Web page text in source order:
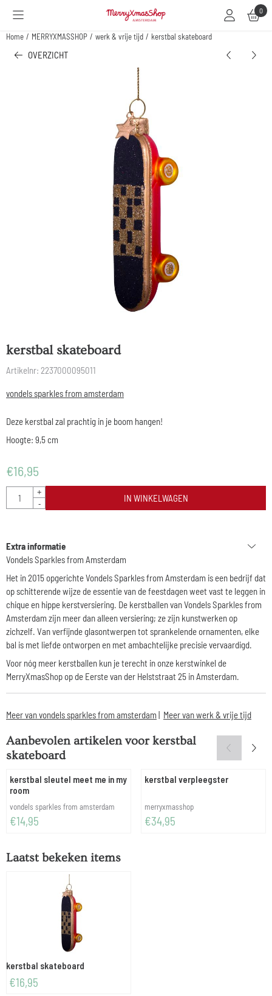
Cookievoorkeuren zijn beschikbaar. Kies instellingen of sta alle cookies toe.0
Home / MERRYXMASSHOP / werk & vrije tijd / kerstbal skateboard
OVERZICHT
kerstbal skateboard
Artikelnr: 2237000095011
vondels sparkles from amsterdam
Deze kerstbal zal prachtig in je boom hangen!
Hoogte: 9,5 cm
€16,95
Aantal
+
-
IN WINKELWAGEN
Extra informatie
Vondels Sparkles from Amsterdam
Het in 2015 opgerichteVondels Sparkles from Amsterdam is een bedrijf dat
op schitterende wijze de essentie van de feestdagen weet vast te leggen in
chique en hippe kerstversiering. De kerstballen van Vondels Sparkles from
Amsterdam zijn meer dan alleen versiering; ze zijn kunstwerken op
zichzelf. Van verfijnde glasontwerpen tot sprankelende ornamenten, elke
bal is met liefde ontworpen en met ambachtelijke precisie vervaardigd.
Voor nóg meer kerstballen kun je terecht in onze kerstwinkel de
MerryXmasShop op de Eerste van der Helststraat 25 in Amsterdam.
Meer van vondels sparkles from amsterdam | Meer van werk & vrije tijd
Aanbevolen artikelen voorkerstbal
skateboard
kerstbal sleutel meet me in my
room
Merk:
vondels sparkles from amsterdam
Prijs: 14,95
€14,95
kerstbal verpleegster
Merk:
merryxmasshop
Prijs: 34,95
€34,95
Laatst bekeken items
kerstbal skateboard
€16,95